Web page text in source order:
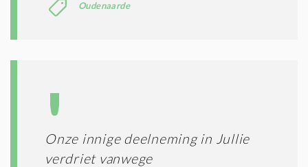
Oudenaarde
Onze innige deelneming in Jullie
verdriet vanwege